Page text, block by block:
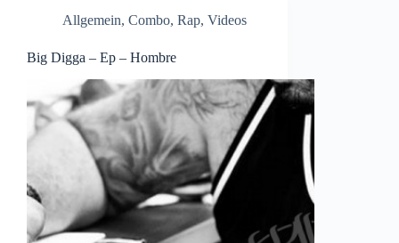
Allgemein, Combo, Rap, Videos
Big Digga – Ep – Hombre